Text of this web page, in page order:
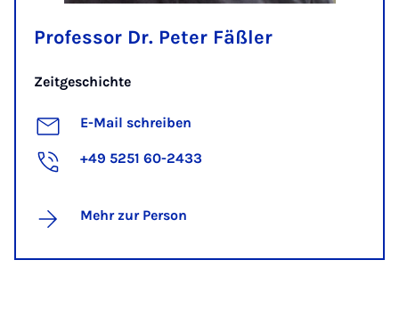
Professor Dr. Peter Fäßler
Zeitgeschichte
E-Mail schreiben
+49 5251 60-2433
Mehr zur Person